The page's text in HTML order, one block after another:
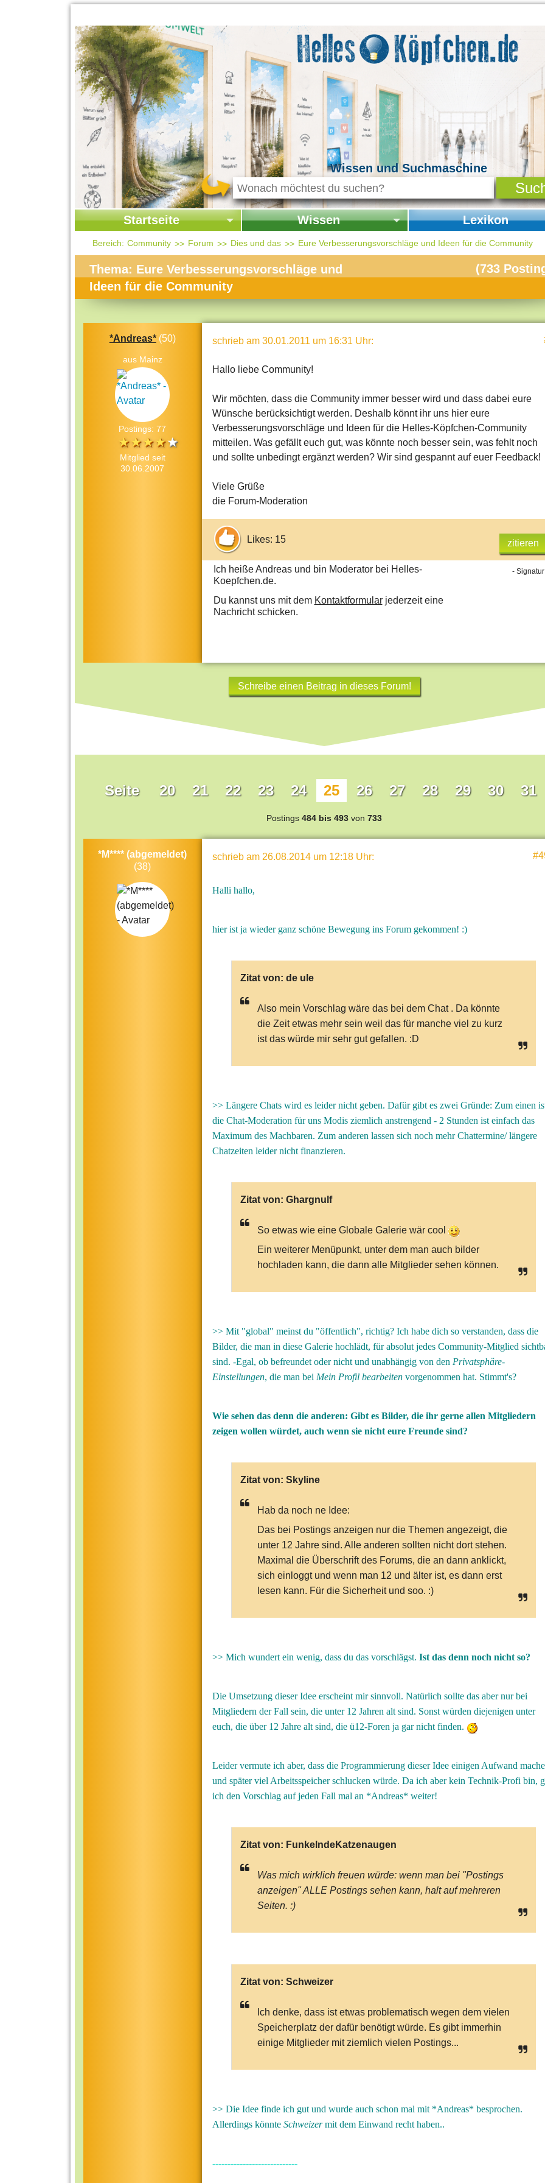
Wissen und Suchmaschine
Startseite
Startseite
Kontakt
Themen-Specials
Häufig gesucht
Wissen
Startseite Wissen
Geschichte & Kultur
Mensch & Natur
Universum
Technik
Kinderuni
Länderlexikon
Lexikon
Startseite Lexikon
Bereich: Community Forum Dies und das Eure Verbesserungsvorschläge und Ideen für die Community
Thema: Eure Verbesserungsvorschläge und
Ideen für die Community
(733
*Andreas*(50)
aus Mainz
Postings: 77
Mitglied seit
30.06.2007
schrieb am 30.01.2011 um 16:31 Uhr:
Hallo liebe Community!
Wir möchten, dass die Community immer besser wird und dass dabei eure
Wünsche berücksichtigt werden. Deshalb könnt ihr uns hier eure
Verbesserungsvorschläge und Ideen für die Helles-Köpfchen-Community
mitteilen. Was gefällt euch gut, was könnte noch besser sein, was fehlt noch
und sollte unbedingt ergänzt werden? Wir sind gespannt auf euer Feedback!
Viele Grüße
die Forum-Moderation
Likes: 15 zitieren
-
Ich heiße Andreas und bin Moderator bei Helles-
Koepfchen.de.
Du kannst uns mit dem Kontaktformularjederzeit eine
Nachricht schicken.
Schreibe einen Beitrag in dieses Forum!
Seite 20 21 22 23 24 25 26 27 28 29 30 31
Postings 484 bis 493 von 733
*M**** (abgemeldet)
(38)
schrieb am 26.08.2014 um 12:18 Uhr:
Halli hallo,
hier ist ja wieder ganz schöne Bewegung ins Forum gekommen! :)
Zitat von: de ule
Also mein Vorschlag wäre das bei dem Chat . Da könnte
die Zeit etwas mehr sein weil das für manche viel zu kurz
ist das würde mir sehr gut gefallen. :D
>> Längere Chats wird es leider nicht geben. Dafür gibt es zwei Gründe: Zum einen
die Chat-Moderation für uns Modis ziemlich anstrengend - 2 Stunden ist einfach das
Maximum des Machbaren. Zum anderen lassen sich noch mehr Chattermine/ längere
Chatzeiten leider nicht finanzieren.
Zitat von: Ghargnulf
So etwas wie eine Globale Galerie wär cool
Ein weiterer Menüpunkt, unter dem man auch bilder
hochladen kann, die dann alle Mitglieder sehen können.
>> Mit "global" meinst du "öffentlich", richtig? Ich habe dich so verstanden, dass die
Bilder, die man in diese Galerie hochlädt, für absolut jedes Community-Mitglied
sind. -Egal, ob befreundet oder nicht und unabhängig von den Privatsphäre-
Einstellungen, die man bei Mein Profil bearbeitenvorgenommen hat. Stimmt's?
Wie sehen das denn die anderen: Gibt es Bilder, die ihr gerne allen Mitgliedern
zeigen wollen würdet, auch wenn sie nicht eure Freunde sind?
Zitat von: Skyline
Hab da noch ne Idee:
Das bei Postings anzeigen nur die Themen angezeigt, die
unter 12 Jahre sind. Alle anderen sollten nicht dort stehen.
Maximal die Überschrift des Forums, die an dann anklickt,
sich einloggt und wenn man 12 und älter ist, es dann erst
lesen kann. Für die Sicherheit und soo. :)
>> Mich wundert ein wenig, dass du das vorschlägst. Ist das denn noch nicht so?
Die Umsetzung dieser Idee erscheint mir sinnvoll. Natürlich sollte das aber nur bei
Mitgliedern der Fall sein, die unter 12 Jahren alt sind. Sonst würden diejenigen unter
euch, die über 12 Jahre alt sind, die ü12-Foren ja gar nicht finden.
Leider vermute ich aber, dass die Programmierung dieser Idee einigen Aufwand
und später viel Arbeitsspeicher schlucken würde. Da ich aber kein Technik-Profi bin,
ich den Vorschlag auf jeden Fall mal an *Andreas* weiter!
Zitat von: FunkelndeKatzenaugen
Was mich wirklich freuen würde: wenn man bei "Postings
anzeigen" ALLE Postings sehen kann, halt auf mehreren
Seiten. :)
Zitat von: Schweizer
Ich denke, dass ist etwas problematisch wegen dem vielen
Speicherplatz der dafür benötigt würde. Es gibt immerhin
einige Mitglieder mit ziemlich vielen Postings...
>> Die Idee finde ich gut und wurde auch schon mal mit *Andreas* besprochen.
Allerdings könnte Schweizermit dem Einwand recht haben..
----------------------------